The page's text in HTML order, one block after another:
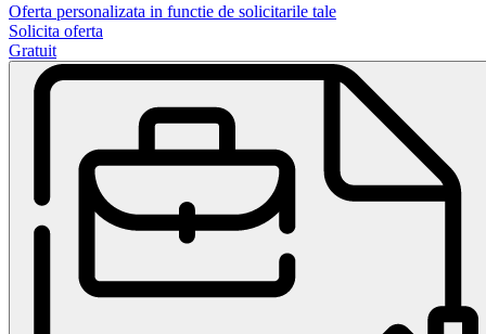
Oferta personalizata in functie de solicitarile tale
Solicita oferta
Gratuit